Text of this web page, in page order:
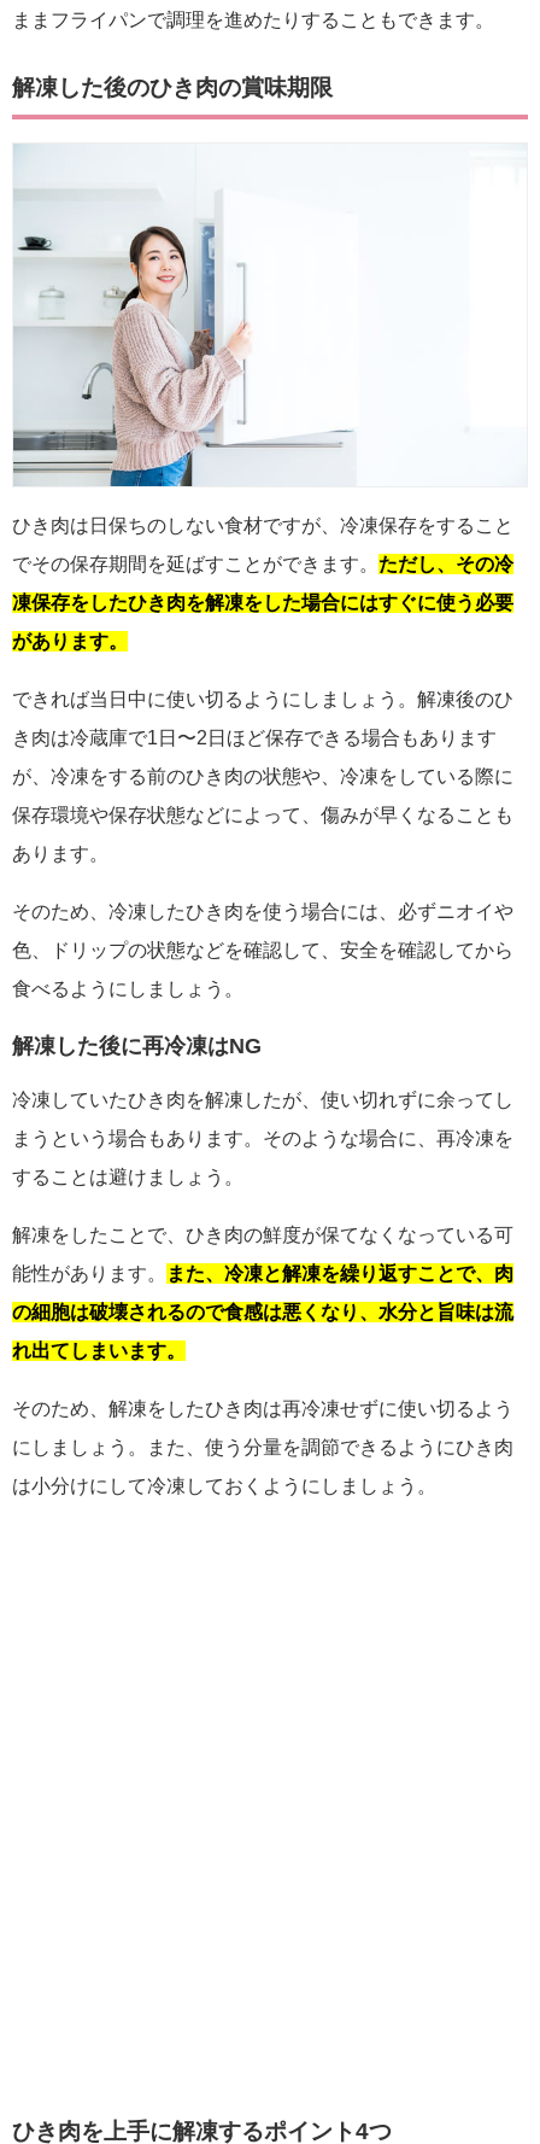
ままフライパンで調理を進めたりすることもできます。
解凍した後のひき肉の賞味期限
ひき肉は日保ちのしない食材ですが、冷凍保存をすること
でその保存期間を延ばすことができます。 ただし、その冷
凍保存をしたひき肉を解凍をした場合にはすぐに使う必要
があります。
できれば当日中に使い切るようにしましょう。解凍後のひ
き肉は冷蔵庫で1日〜2日ほど保存できる場合もあります
が、冷凍をする前のひき肉の状態や、冷凍をしている際に
保存環境や保存状態などによって、傷みが早くなることも
あります。
そのため、冷凍したひき肉を使う場合には、必ずニオイや
色、ドリップの状態などを確認して、安全を確認してから
食べるようにしましょう。
解凍した後に再冷凍はNG
冷凍していたひき肉を解凍したが、使い切れずに余ってし
まうという場合もあります。そのような場合に、再冷凍を
することは避けましょう。
解凍をしたことで、ひき肉の鮮度が保てなくなっている可
能性があります。
また、冷凍と解凍を繰り返すことで、肉
の細胞は破壊されるので食感は悪くなり、水分と旨味は流
れ出てしまいます。
そのため、解凍をしたひき肉は再冷凍せずに使い切るよう
にしましょう。また、使う分量を調節できるようにひき肉
は小分けにして冷凍しておくようにしましょう。
ひき肉を上手に解凍するポイント4つ